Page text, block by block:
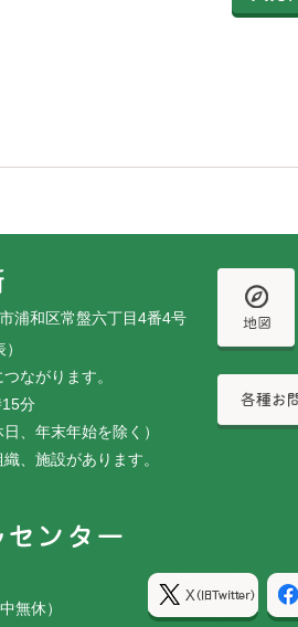
浦和区常盤六丁目4番4号
ながります。
分
、年末年始を除く）
、施設があります。
無休）